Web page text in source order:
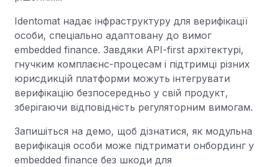
Identomat надає інфраструктуру для верифікації
особи, спеціально адаптовану до вимог
embedded finance. Завдяки API-first архітектурі,
гнучким комплаєнс-процесам і підтримці різних
юрисдикцій платформи можуть інтегрувати
верифікацію безпосередньо у свій продукт,
зберігаючи відповідність регуляторним вимогам.
Запишіться на демо, щоб дізнатися, як модульна
верифікація особи може підтримати онбординг у
embedded finance без шкоди для